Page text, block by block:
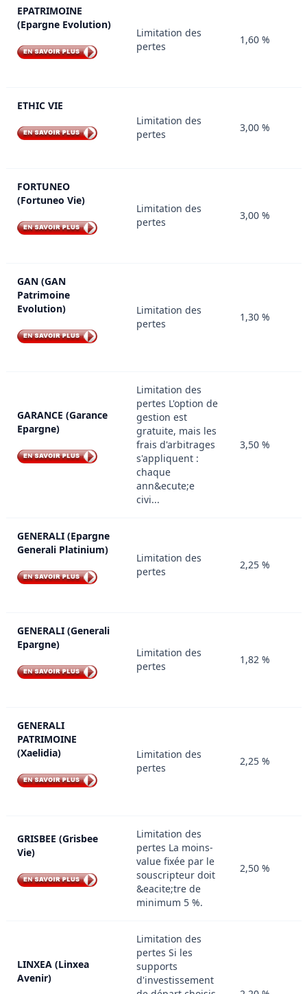
EPATRIMOINE
(Epargne Evolution)
Limitation des
pertes
1,60 %
ETHIC VIE
Limitation des
pertes
3,00 %
FORTUNEO
(Fortuneo Vie)
Limitation des
pertes
3,00 %
GAN (GAN
Patrimoine
Evolution)
Limitation des
pertes
1,30 %
GARANCE (Garance
Epargne)
Limitation des
pertes L'option de
gestion est
gratuite, mais les
frais d'arbitrages
s'appliquent :
chaque
ann&ecute;e
civi...
3,50 %
GENERALI (Epargne
Generali Platinium)
Limitation des
pertes
2,25 %
GENERALI (Generali
Epargne)
Limitation des
pertes
1,82 %
GENERALI
PATRIMOINE
(Xaelidia)
Limitation des
pertes
2,25 %
GRISBEE (Grisbee
Vie)
Limitation des
pertes La moins-
value fixée par le
souscripteur doit
&eacite;tre de
minimum 5 %.
2,50 %
LINXEA (Linxea
Avenir)
Limitation des
pertes Si les
supports
d'investissement